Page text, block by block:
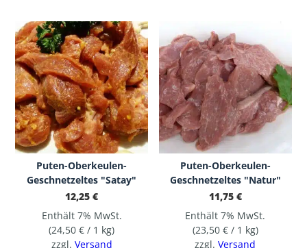
Puten-Oberkeulen-
Geschnetzeltes "Satay"
12,25€
Enthält 7% MwSt.
(24,50€ / 1 kg)
zzgl. Versand
Puten-Oberkeulen-
Geschnetzeltes "Natur"
11,75 €
Enthält 7% MwSt.
(23,50 €/ 1 kg)
zzgl.Versand